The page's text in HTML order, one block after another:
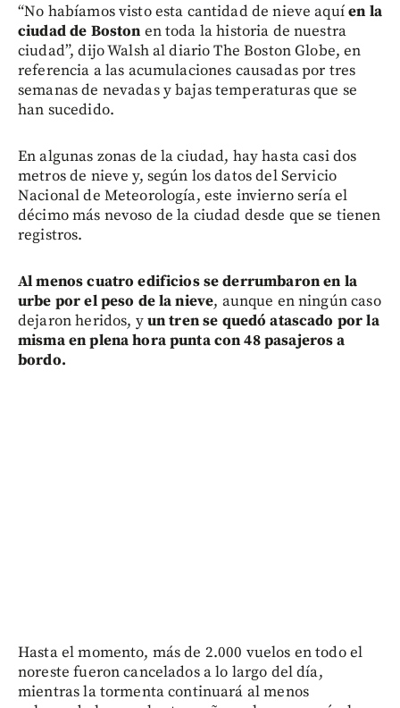
“No habíamos visto esta cantidad de nieve aquíen la
ciudad de Boston en toda la historia de nuestra
ciudad”, dijo Walsh al diario The Boston Globe, en
referencia a las acumulaciones causadas por tres
semanas de nevadas y bajas temperaturas que se
han sucedido.
En algunas zonas de la ciudad, hay hasta casi dos
metros de nieve y, según los datos del Servicio
Nacional de Meteorología, este invierno sería el
décimo más nevoso de la ciudad desde que se tienen
registros.
Al menos cuatro edificios se derrumbaron en la
urbe por el peso de la nieve, aunque en ningún caso
dejaron heridos, yun tren se quedó atascado por la
misma en plena hora punta con 48 pasajeros a
bordo.
Hasta el momento, más de 2.000 vuelos en todo el
noreste fueron cancelados a lo largo del día,
mientras la tormenta continuará al menos